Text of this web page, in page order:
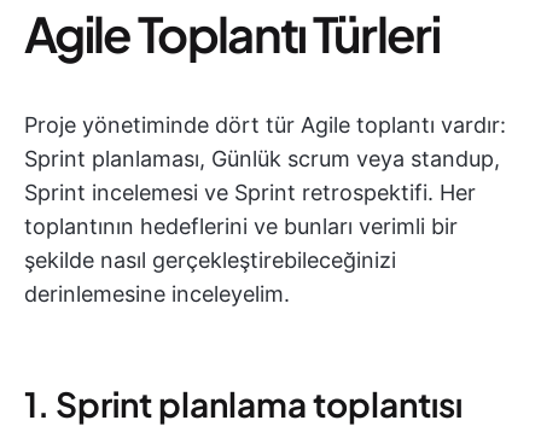
Agile Toplantı Türleri
Proje yönetiminde dört tür Agile toplantı vardır:
Sprint planlaması, Günlük scrum veya standup,
Sprint incelemesi ve Sprint retrospektifi. Her
toplantının hedeflerini ve bunları verimli bir
şekilde nasıl gerçekleştirebileceğinizi
derinlemesine inceleyelim.
1. Sprint planlama toplantısı